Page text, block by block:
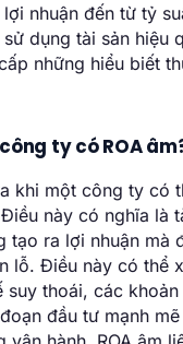
nhuận đến từ tỷ
dụng tài sản hiệu
những hiểu biết
ty có ROA
khi một công ty có
này có nghĩa là
tạo ra lợi nhuận mà
lỗ. Điều này có thể
suy thoái, các
đầu tư mạnh